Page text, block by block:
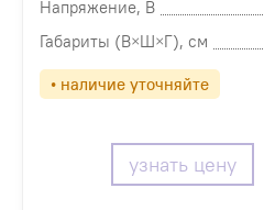
Напряжение, В
Габариты (В×Ш×Г), см
• наличие уточняйте
узнать цену